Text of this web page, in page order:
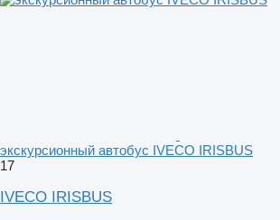
экскурсионный автобус IVECO IRISBUS
17
IVECO IRISBUS